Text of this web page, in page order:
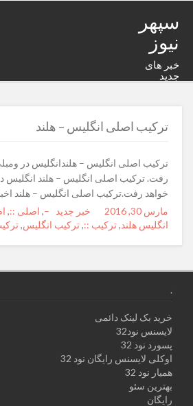
سپهر
نیوز
خبر های
جدید
ترکیب اصلی انگلیس – هلند
ترکیب اصلی انگلیس – هلندانگلیس در
رفت. ترکیب اصلی انگلیس – هلند انگلیس
خواهد رفت.ترکیب اصلی انگلیس – هلند
Posted
on
مارس 30, 2016 Author
Categories
خبر جدید Tags
–
, اصلی ::,
انگلیس هلند,ترکیب ::,ترکیب انگلیس,
.
خرید بک لینک دائمی
لایسنس نود32
پسورد نود 32
اوکلی لایسنس رایگان نود 32
همیار نود 32
بهترین سئو
رایگان